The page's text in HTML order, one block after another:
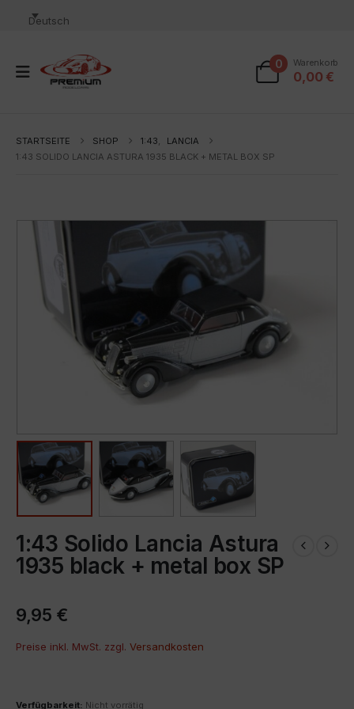
Deutsch
0 Warenkorb
0,00 €
STARTSEITE SHOP 1:43,
LANCIA
1:43 SOLIDO LANCIA ASTURA 1935 BLACK + METAL BOX SP
1:43 Solido Lancia Astura
1935 black + metal box SP
9,95 €
Preise inkl. MwSt. zzgl. Versandkosten
Verfügbarkeit: Nicht vorrätig